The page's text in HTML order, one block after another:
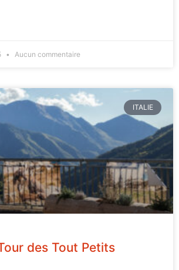
Aucun commentaire
ITALIE
des Tout Petits